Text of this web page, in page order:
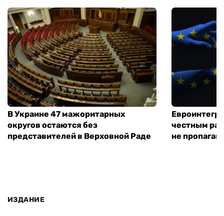
В Украине 47 мажоритарных
округов остаются без
представителей в Верховной Раде
честным
не
ИЗДАНИЕ